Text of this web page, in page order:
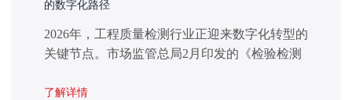
的数字化路径
2026年，工程质量检测行业正迎来数字化转型的
关键节点。市场监管总局2月印发的《检验检测
2026年底前完成检验检测报告统一赋码验证系统
了解详情